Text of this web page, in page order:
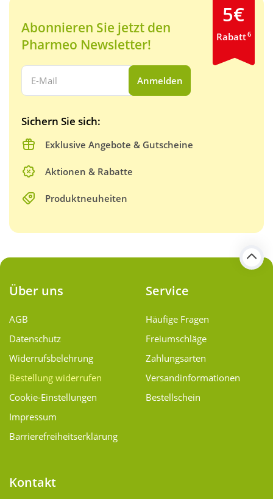
Abonnieren Sie jetzt den
Pharmeo Newsletter!
Ihre E-Mail Adresse:
Anmelden
Sichern Sie sich:
Exklusive Angebote & Gutscheine
Aktionen & Rabatte
Produktneuheiten
5€
Rabatt6
Über uns
AGB
Datenschutz
Widerrufsbelehrung
Bestellung widerrufen
Cookie-Einstellungen
Impressum
Barrierefreiheitserklärung
Service
Häufige Fragen
Freiumschläge
Zahlungsarten
Versand­informationen
Bestellschein
Kontakt